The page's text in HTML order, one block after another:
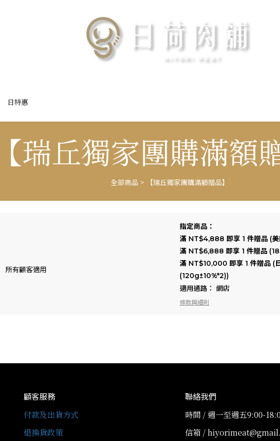
日特惠
【瑞丘獨家團購滿額
全部商品 > 【瑞丘獨家團購滿額贈品】
所有顧客適用
指定商品：
滿 NT$4,888 即享 1 件贈品 (
滿 NT$6,888 即享 1 件贈品
滿 NT$10,000 即享 1 件贈品 (
(120g±10%*2))
適用通路： 網店
條款與細則
顧客服務
付款及出貨方式
退換貨政策
聯絡我們
時間 / 週一至週五9:00-
信箱 /